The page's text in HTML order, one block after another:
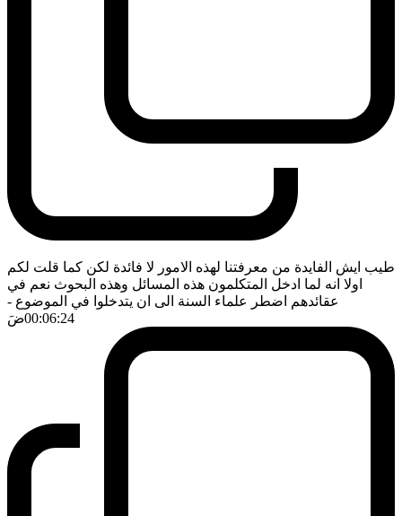
طيب ايش الفايدة من معرفتنا لهذه الامور لا فائدة لكن كما قلت لكم
اولا انه لما ادخل المتكلمون هذه المسائل وهذه البحوث نعم في
عقائدهم اضطر علماء السنة الى ان يتدخلوا في الموضوع -
00:06:24ضَ